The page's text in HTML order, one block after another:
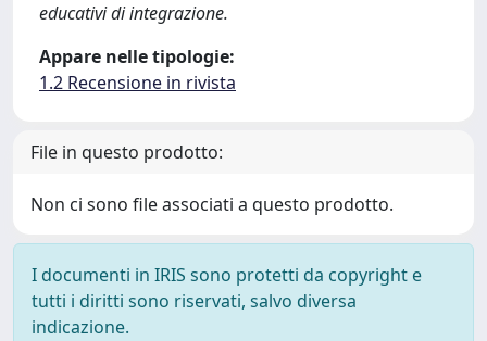
educativi di integrazione.
Appare nelle tipologie:
1.2 Recensione in rivista
File in questo prodotto:
Non ci sono file associati a questo prodotto.
I documenti in IRIS sono protetti da copyright e
tutti i diritti sono riservati, salvo diversa
indicazione.